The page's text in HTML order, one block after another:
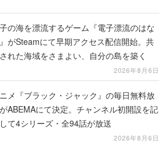
の海を漂流するゲーム『電子漂流のはな
がSteamにて早期アクセス配信開始。共
れた海域をさまよい、自分の島を築く
2026年8月6日
メ『ブラック・ジャック』の毎日無料放
ABEMAにて決定。チャンネル初開設を記
て4シリーズ・全94話が放送
2026年8月6日